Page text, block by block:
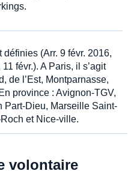
(Arr. 9 févr. 2016,
févr.). A Paris, il s’agit
de l’Est, Montparnasse,
province : Avignon-TGV,
Part-Dieu, Marseille Saint-
et Nice-ville.
volontaire